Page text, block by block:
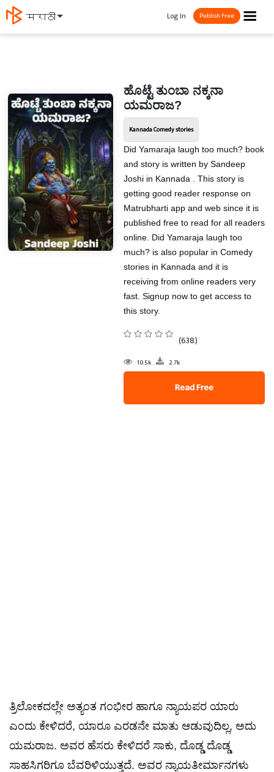
मराठी ☰
Log In Publish Free
ಹೊಟ್ಟೆ ತುಂಬಾ ನಕ್ಕನಾ
ಯಮರಾಜ?
Kannada Comedy stories
Did Yamaraja laugh too much? book
and story is written by Sandeep
Joshi in Kannada . This story is
getting good reader response on
Matrubharti app and web since it is
published free to read for all readers
online. Did Yamaraja laugh too
much? is also popular in Comedy
stories in Kannada and it is
receiving from online readers very
fast. Signup now to get access to
this story.
(638)
10.5k 2.7k
Read Free
​ತ್ರಿಲೋಕದಲ್ಲೇ ಅತ್ಯಂತ ಗಂಭೀರ ಹಾಗೂ ನ್ಯಾಯಪರ ಯಾರು
ಎಂದು ಕೇಳಿದರೆ, ಯಾರೂ ಎರಡನೇ ಮಾತು ಆಡುವುದಿಲ್ಲ, ಅದು
ಯಮರಾಜ. ಅವರ ಹೆಸರು ಕೇಳಿದರೆ ಸಾಕು, ದೊಡ್ಡ ದೊಡ್ಡ
ಸಾಹಸಿಗರಿಗೂ ಬೆವರಿಳಿಯುತ್ತದೆ. ಅವರ ನ್ಯಾಯತೀರ್ಮಾನಗಳು